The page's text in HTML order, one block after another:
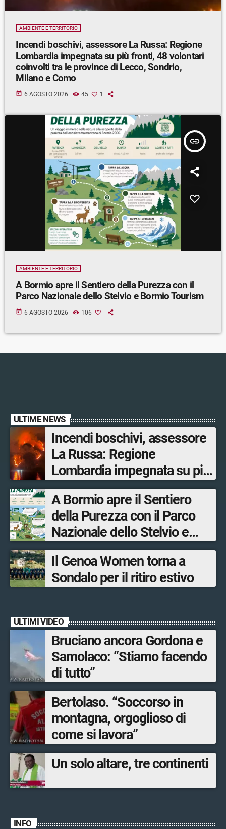
AMBIENTE E TERRITORIO
Incendi boschivi, assessore La Russa: Regione
Lombardia impegnata su più fronti, 48 volontari
coinvolti tra le province di Lecco, Sondrio,
Milano e Como
today 6 AGOSTO 2026 45 1
insert_link
AMBIENTE E TERRITORIO
A Bormio apre il Sentiero della Purezza con il
Parco Nazionale dello Stelvio e Bormio Tourism
today 6 AGOSTO 2026 106
ULTIME NEWS
Incendi boschivi, assessore
La Russa: Regione
Lombardia impegnata su più
fronti, 48 volontari coinvolti
tra le province di Lecco,
Sondrio, Milano e Como
A Bormio apre il Sentiero
della Purezza con il Parco
Nazionale dello Stelvio e
Bormio Tourism
Il Genoa Women torna a
Sondalo per il ritiro estivo
ULTIMI VIDEO
Bruciano ancora Gordona e
Samolaco: “Stiamo facendo
di tutto”
Bertolaso. “Soccorso in
montagna, orgoglioso di
come si lavora”
Un solo altare, tre continenti
INFO